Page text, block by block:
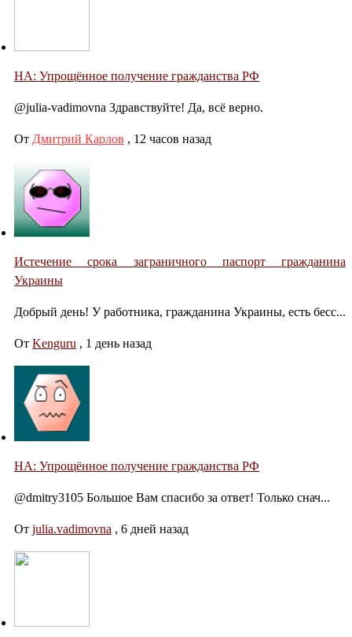
НА: Упрощённое получение гражданства РФ
@julia-vadimovna Здравствуйте! Да, всё верно.
От Дмитрий Карлов , 12 часов назад
Истечение срока заграничного паспорт гражданина
Украины
Добрый день! У работника, гражданина Украины, есть бесс...
От Kenguru , 1 день назад
НА: Упрощённое получение гражданства РФ
@dmitry3105 Большое Вам спасибо за ответ! Только снач...
От julia.vadimovna , 6 дней назад